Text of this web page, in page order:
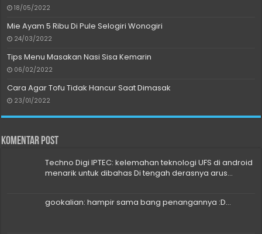
18/05/2022
Mie Ayam 5 Ribu Di Pule Selogiri Wonogiri
24/03/2022
Tips Menu Masakan Nasi Sisa Kemarin
06/02/2022
Cara Agar Tofu Tidak Hancur Saat Dimasak
23/01/2022
Komentar Post
Techno Digi IPTEC: kelemahan teknologi UFS di android
menarik untuk dibahas Di tengah derasnya arus...
gookalian: hampir sama bang penangannya :D...